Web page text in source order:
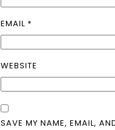
EMAIL *
WEBSITE
SAVE MY NAME, EMAIL,